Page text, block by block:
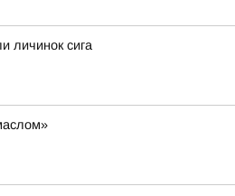
личинок сига